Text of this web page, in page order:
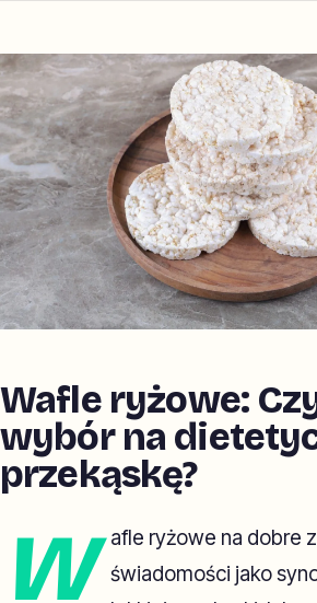
Wafle ryżowe:
wybór na
przekąskę?
W
afle ryżowe na dobre
świadomości jako